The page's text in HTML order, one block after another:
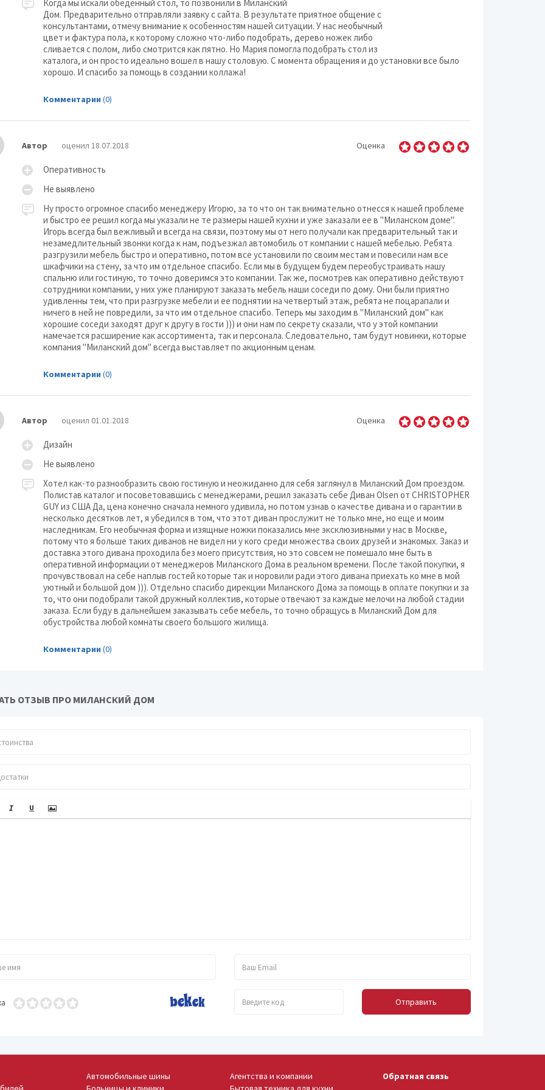
Когда мы искали обеденный стол, то позвонили в Миланский
Дом. Предварительно отправляли заявку с сайта. В результате приятное общение с
консультантами, отмечу внимание к особенностям нашей ситуации. У нас необычный
цвет и фактура пола, к которому сложно что-либо подобрать, дерево ножек либо
сливается с полом, либо смотрится как пятно. Но Мария помогла подобрать стол из
каталога, и он просто идеально вошел в нашу столовую. С момента обращения и до установки все было
хорошо. И спасибо за помощь в создании коллажа!
Комментарии (0)
Автор оценил 18.07.2018 Оценка
Оперативность
Не выявлено
Ну просто огромное спасибо менеджеру Игорю, за то что он так внимательно отнесся к нашей проблеме
и быстро ее решил когда мы указали не те размеры нашей кухни и уже заказали ее в "Миланском доме".
Игорь всегда был вежливый и всегда на связи, поэтому мы от него получали как предварительный так и
незамедлительный звонки когда к нам, подъезжал автомобиль от компании с нашей мебелью. Ребята
разгрузили мебель быстро и оперативно, потом все установили по своим местам и повесили нам все
шкафчики на стену, за что им отдельное спасибо. Если мы в будущем будем переобустраивать нашу
спальню или гостиную, то точно доверимся это компании. Так же, посмотрев как оперативно действуют
сотрудники компании, у них уже планируют заказать мебель наши соседи по дому. Они были приятно
удивленны тем, что при разгрузке мебели и ее поднятии на четвертый этаж, ребята не поцарапали и
ничего в ней не повредили, за что им отдельное спасибо. Теперь мы заходим в "Миланский дом" как
хорошие соседи заходят друг к другу в гости ))) и они нам по секрету сказали, что у этой компании
намечается расширение как ассортимента, так и персонала. Следовательно, там будут новинки, которые
компания "Миланский дом" всегда выставляет по акционным ценам.
Комментарии (0)
Автор оценил 01.01.2018 Оценка
Дизайн
Не выявлено
Хотел как-то разнообразить свою гостиную и неожиданно для себя заглянул в Миланский Дом проездом.
Полистав каталог и посоветовавшись с менеджерами, решил заказать себе Диван Olsen от CHRISTOPHER
GUY из США Да, цена конечно сначала немного удивила, но потом узнав о качестве дивана и о гарантии в
несколько десятков лет, я убедился в том, что этот диван прослужит не только мне, но еще и моим
наследникам. Его необычная форма и изящные ножки показались мне эксклюзивными у нас в Москве,
потому что я больше таких диванов не видел ни у кого среди множества своих друзей и знакомых. Заказ и
доставка этого дивана проходила без моего присутствия, но это совсем не помешало мне быть в
оперативной информации от менеджеров Миланского Дома в реальном времени. После такой покупки, я
прочувствовал на себе наплыв гостей которые так и норовили ради этого дивана приехать ко мне в мой
уютный и большой дом ))). Отдельно спасибо дирекции Миланского Дома за помощь в оплате покупки и за
то, что они подобрали такой дружный коллектив, которые отвечают за каждые мелочи на любой стадии
заказа. Если буду в дальнейшем заказывать себе мебель, то точно обращусь в Миланский Дом для
обустройства любой комнаты своего большого жилища.
Комментарии (0)
ОТЗЫВ ПРО МИЛАНСКИЙ ДОМ
Отправить
Сад и огород
Автомобильные шины
Агентства и компании
Обратная связь